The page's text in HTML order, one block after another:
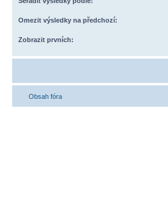
Omezit výsledky na předchozí:
Zobrazit prvních:
Obsah fóra